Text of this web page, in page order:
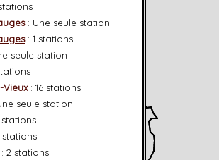
: Une seule station
: 1 stations
seule station
Vieux: 16 stations
seule station
stations
stations
: 2 stations